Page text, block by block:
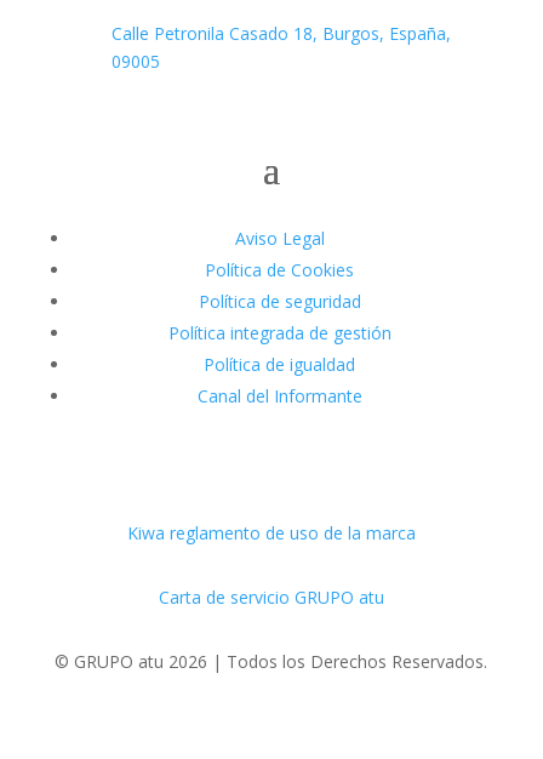
Calle Petronila Casado 18, Burgos, España,
09005
Aviso Legal
Política de Cookies
Política de seguridad
Política integrada de gestión
Política de igualdad
Canal del Informante
Kiwa reglamento de uso de la marca
Carta de servicio GRUPO atu
© GRUPO atu 2026 | Todos los Derechos Reservados.